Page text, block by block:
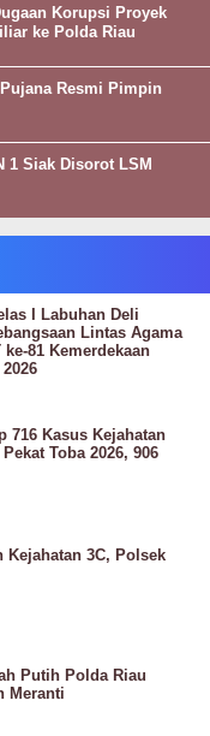
Korupsi Proyek
ke Polda Riau
Resmi Pimpin
1 Siak Disorot LSM
I Labuhan Deli
Lintas Agama
81 Kemerdekaan
716 Kasus Kejahatan
Toba 2026, 906
3C, Polsek
Putih Polda Riau
Meranti